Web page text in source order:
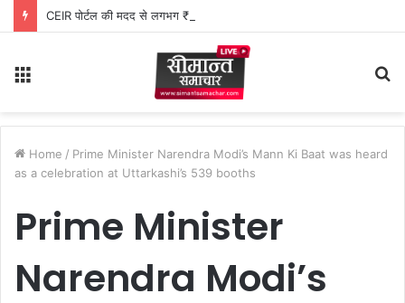
CEIR पोर्टल की मदद से लगभग ₹5 लाख मूल्य के 20 मोबाइल फोन बरामद
Home / Prime Minister Narendra Modi’s Mann Ki Baat was heard
as a celebration at Uttarkashi’s 539 booths
Prime Minister
Narendra Modi’s